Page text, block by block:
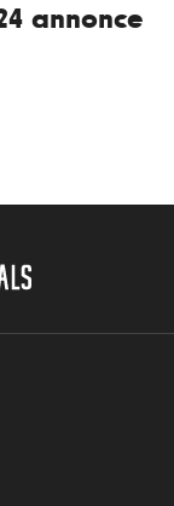
annonce